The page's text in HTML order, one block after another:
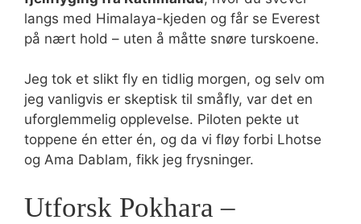
langs med Himalaya-kjeden og får se Everest
på nært hold – uten å måtte snøre turskoene.
Jeg tok et slikt fly en tidlig morgen, og selv om
jeg vanligvis er skeptisk til småfly, var det en
uforglemmelig opplevelse. Piloten pekte ut
toppene én etter én, og da vi fløy forbi Lhotse
og Ama Dablam, fikk jeg frysninger.
Utforsk Pokhara –